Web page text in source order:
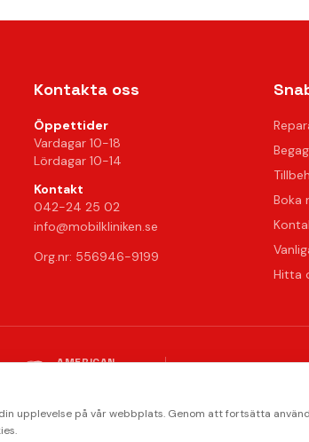
Kontakta oss
Öppettider
Vardagar 10-18
Lördagar 10-14
Kontakt
042-24 25 02
info@mobilkliniken.se
Org.nr: 556946-9199
Boka
Hitta
AMERICAN
stripe
2026 Mobilkliniken. Alla rättigheter förbehållna.
upplevelse på vår webbplats. Genom att fortsätta